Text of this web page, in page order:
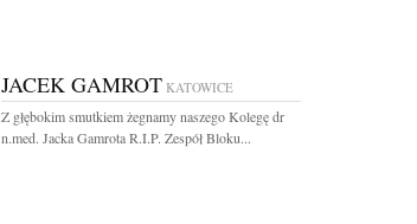
JACEK GAMROT KATOWICE
Z głębokim smutkiem żegnamy naszego Kolegę dr
n.med. Jacka Gamrota R.I.P. Zespół Bloku...